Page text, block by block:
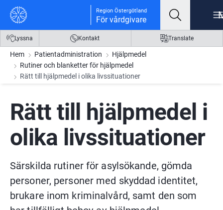
Gå till innehåll
Gå till meny
Gå till sidfot Region Östergötland
För vårdgivare
Lyssna Kontakt Translate
Hem Patientadministration
Hjälpmedel
Rutiner och blanketter för hjälpmedel
Rätt till hjälpmedel i olika livssituationer
Rätt till hjälpmedel i
olika livssituationer
Särskilda rutiner för asylsökande, gömda
personer, personer med skyddad identitet,
brukare inom kriminalvård, samt den som